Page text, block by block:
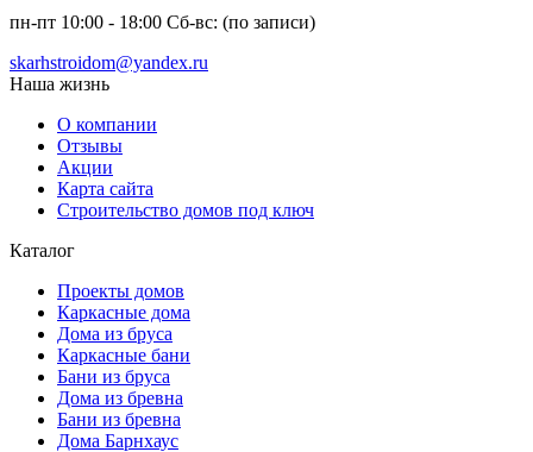
пн-пт 10:00 - 18:00 Сб-вс: (по записи)
skarhstroidom@yandex.ru
Наша жизнь
О компании
Отзывы
Акции
Карта сайта
Строительство домов под ключ
Каталог
Проекты домов
Каркасные дома
Дома из бруса
Каркасные бани
Бани из бруса
Дома из бревна
Бани из бревна
Дома Барнхаус